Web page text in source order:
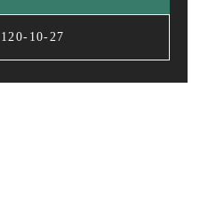
10-27